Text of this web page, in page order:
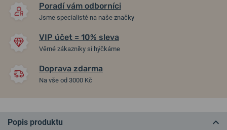
Poradí vám odborníci
Jsme specialisté na naše značky
VIP účet = 10% sleva
Věrné zákazníky si hýčkáme
Doprava zdarma
Na vše od 3000 Kč
Popis produktu